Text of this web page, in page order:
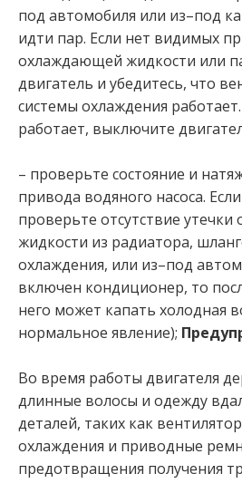
под автомобиля или из–под
идти пар. Если нет видимых
охлаждающей жидкости или
двигатель и убедитесь, что
системы охлаждения
работает, выключите
– проверьте состояние и
привода водяного насоса.
проверьте отсутствие
жидкости из радиатора,
охлаждения, или из–под
включен кондиционер, то
него может капать холодная
нормальное явление);
Во время работы двигателя
длинные волосы и одежду
деталей, таких как
охлаждения и приводные
предотвращения получения